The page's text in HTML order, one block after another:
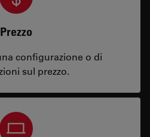
Prezzo
configurazione o di
sul prezzo.